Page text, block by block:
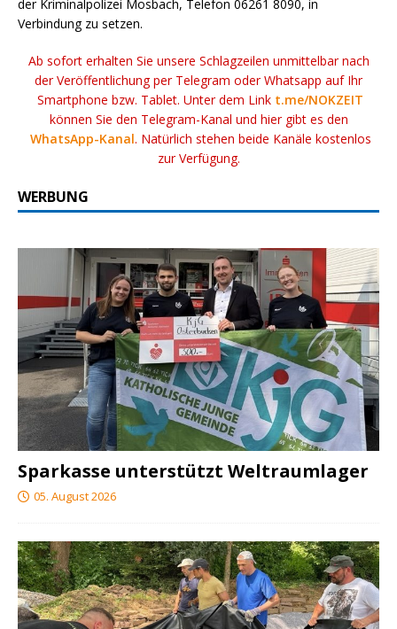
der Kriminalpolizei Mosbach, Telefon 06261 8090, in
Verbindung zu setzen.
Ab sofort erhalten Sie unsere Schlagzeilen unmittelbar nach
der Veröffentlichung per Telegram oder Whatsapp auf Ihr
Smartphone bzw. Tablet. Unter dem Link t.me/NOKZEIT
können Sie den Telegram-Kanal und hier gibt es den
WhatsApp-Kanal. Natürlich stehen beide Kanäle kostenlos
zur Verfügung.
WERBUNG
Sparkasse unterstützt Weltraumlager
05. August 2026